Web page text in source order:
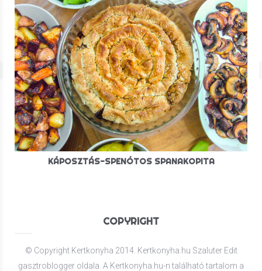
KÁPOSZTÁS-SPENÓTOS SPANAKOPITA
COPYRIGHT
© Copyright Kertkonyha 2014. Kertkonyha.hu Szaluter Edit
gasztroblogger oldala. A Kertkonyha.hu-n található tartalom a